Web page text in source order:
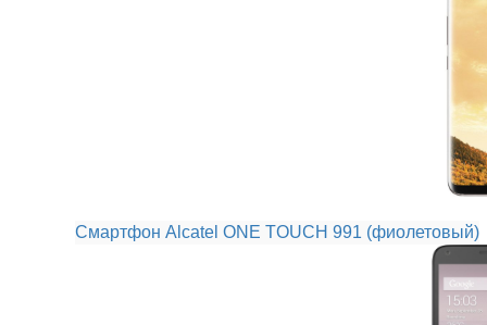
Смартфон Alcatel ONE TOUCH 991 (фиолетовый)